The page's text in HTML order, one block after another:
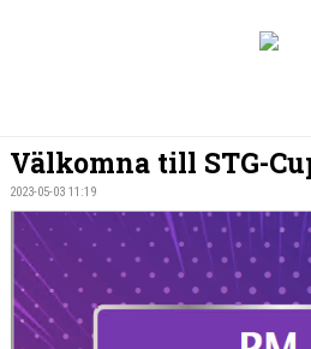
OM FÖRENINGEN
STG-HALLEN
VÄRDEGRUND
Välkomna till STG-
2023-05-03 11:19